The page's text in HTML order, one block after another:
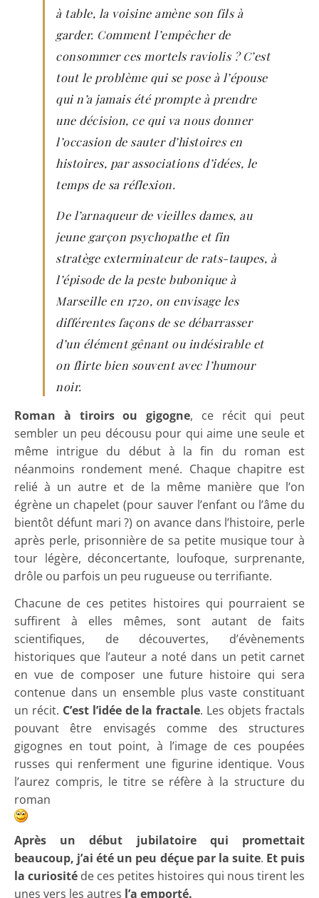
à table, la voisine amène son fils à
garder. Comment l’empêcher de
consommer ces mortels raviolis ? C’est
tout le problème qui se pose à l’épouse
qui n’a jamais été prompte à prendre
une décision, ce qui va nous donner
l’occasion de sauter d’histoires en
histoires, par associations d’idées, le
temps de sa réflexion.
De l’arnaqueur de vieilles dames, au
jeune garçon psychopathe et fin
stratège exterminateur de rats-taupes, à
l’épisode de la peste bubonique à
Marseille en 1720, on envisage les
différentes façons de se débarrasser
d’un élément gênant ou indésirable et
on flirte bien souvent avec l’humour
noir.
Roman à tiroirs ou gigogne, ce récit qui peut
sembler un peu décousu pour qui aime une seule et
même intrigue du début à la fin du roman est
néanmoins rondement mené. Chaque chapitre est
relié à un autre et de la même manière que l’on
égrène un chapelet (pour sauver l’enfant ou l’âme du
bientôt défunt mari ?) on avance dans l’histoire, perle
après perle, prisonnière de sa petite musique tour à
tour légère, déconcertante, loufoque, surprenante,
drôle ou parfois un peu rugueuse ou terrifiante.
Chacune de ces petites histoires qui pourraient se
suffirent à elles mêmes, sont autant de faits
scientifiques, de découvertes, d’évènements
historiques que l’auteur a noté dans un petit carnet
en vue de composer une future histoire qui sera
contenue dans un ensemble plus vaste constituant
un récit. C’est l’idée de la fractale. Les objets fractals
pouvant être envisagés comme des structures
gigognes en tout point, à l’image de ces poupées
russes qui renferment une figurine identique. Vous
l’aurez compris, le titre se réfère à la structure du
roman
Après un début jubilatoire qui promettait
beaucoup, j’ai été un peu déçue par la suite. Et puis
la curiosité de ces petites histoires qui nous tirent les
unes vers les autres l’a emporté.